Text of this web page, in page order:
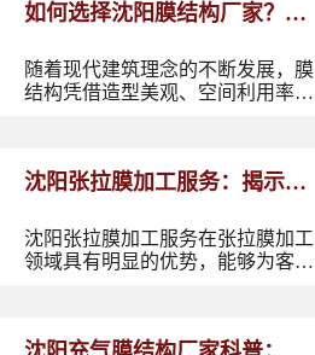
如何选择沈阳膜结构厂家？从
设计能力到施工质量多方面了
解！
随着现代建筑理念的不断发展，膜
结构凭借造型美观、空间利用率
施等领域的重要建筑形式。
沈阳张拉膜加工服务：揭示张
拉膜加工的实用优势
沈阳张拉膜加工服务在张拉膜加工
领域具有明显的优势，能够为客户